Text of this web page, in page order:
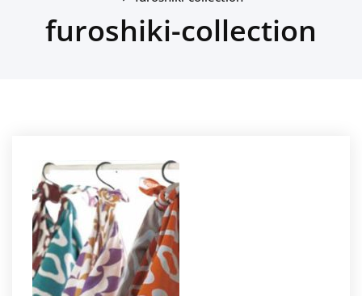
furoshiki-collection